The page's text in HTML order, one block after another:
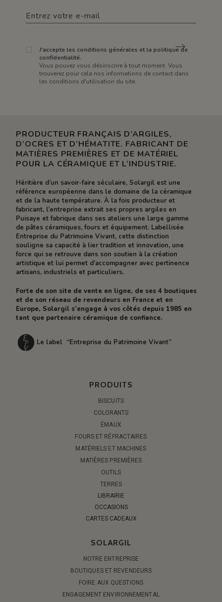
J'accepte les conditions générales et la politique de
confidentialité.
Vous pouvez vous désinscrire à tout moment. Vous
trouverez pour cela nos informations de contact dans
les conditions d'utilisation du site.
PRODUCTEUR FRANÇAIS D’ARGILES,
D’OCRES ET D’HÉMATITE. FABRICANT DE
MATIÈRES PREMIÈRES ET DE MATÉRIEL
POUR LA CÉRAMIQUE ET L’INDUSTRIE.
Héritière d’un savoir-faire séculaire, Solargil est une
référence européenne dans le domaine de la céramique
et de la haute température. À la fois producteur et
fabricant, l’entreprise extrait ses propres argiles en
Puisaye et fabrique dans ses ateliers une large gamme
de pâtes céramiques, fours et équipement. Labellisée
Entreprise du Patrimoine Vivant, cette distinction
souligne sa capacité à lier tradition et innovation, une
force qui se retrouve dans son soutien à la création
artistique et lui permet d’accompagner avec pertinence
artisans, industriels et particuliers.
Forte de son site de vente en ligne, de ses 4 boutiques
et de son réseau de revendeurs en France et en
Europe, Solargil s’engage à vos côtés depuis 1985 en
tant que partenaire céramique de confiance.
Le label “Entreprise du Patrimoine Vivant”
PRODUITS
BISCUITS
COLORANTS
ÉMAUX
FOURS ET RÉFRACTAIRES
MATÉRIELS ET MACHINES
MATIÈRES PREMIÈRES
OUTILS
TERRES
LIBRAIRIE
OCCASIONS
CARTES CADEAUX
SOLARGIL
NOTRE ENTREPRISE
BOUTIQUES ET REVENDEURS
FOIRE AUX QUESTIONS
ENGAGEMENT ENVIRONNEMENTAL